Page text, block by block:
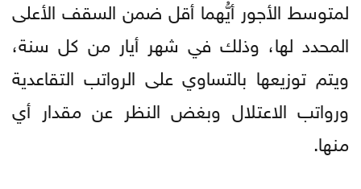
لمتوسط الأجور أيُّهما أقل ضمن السقف الأعلى
المحدد لها، وذلك في شهر أيار من كل سنة،
ويتم توزيعها بالتساوي على الرواتب التقاعدية
ورواتب الاعتلال وبغض النظر عن مقدار أي
منها.